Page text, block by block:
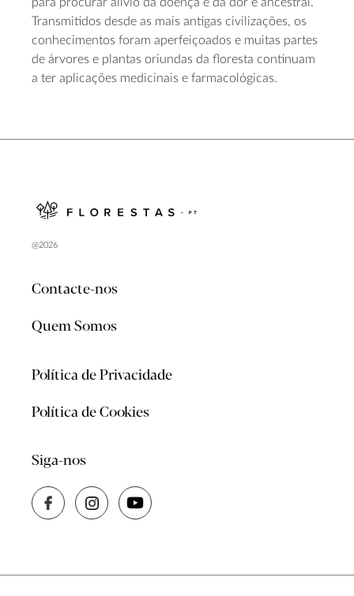
Transmitidos desde as mais antigas civilizações, os
conhecimentos foram aperfeiçoados e muitas partes
de árvores e plantas oriundas da floresta continuam
a ter aplicações medicinais e farmacológicas.
@2026
Contacte-nos
Quem Somos
Política de Privacidade
Política de Cookies
Siga-nos